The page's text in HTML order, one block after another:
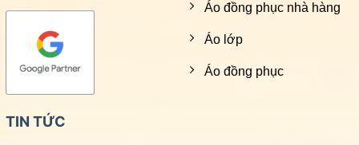
Áo đồng phục nhà hàng
Áo lớp
Áo đồng phục
TIN TỨC